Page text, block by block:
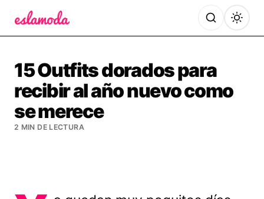
15 Outfits dorados para
recibir al año nuevo como
se merece
2 MIN DE LECTURA